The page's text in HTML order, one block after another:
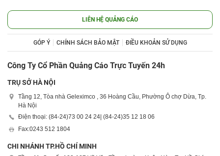
LIÊN HỆ QUẢNG CÁO
GÓP Ý CHÍNH SÁCH BẢO MẬT ĐIỀU KHOẢN SỬ DỤNG
Công Ty Cổ Phần Quảng Cáo Trực Tuyến 24h
TRỤ SỞ HÀ NỘI
Tầng 12, Tòa nhà Geleximco , 36 Hoàng Cầu, Phường Ô chợ Dừa, Tp.
Hà Nội
Điện thoại: (84-24)73 00 24 24 | (84-24)35 12 18 06
Fax:0243 512 1804
CHI NHÁNH TP.HỒ CHÍ MINH